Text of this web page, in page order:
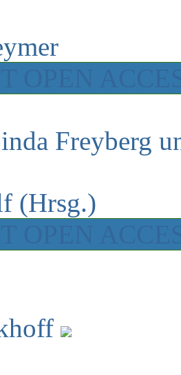
Freyberg
(Hrsg.)